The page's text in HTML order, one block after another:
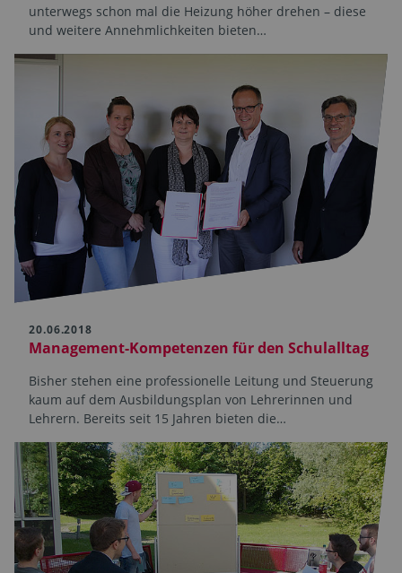
unterwegs schon mal die Heizung höher drehen – diese
und weitere Annehmlichkeiten bieten…
20.06.2018
Management-Kompetenzen für den Schulalltag
Bisher stehen eine professionelle Leitung und Steuerung
kaum auf dem Ausbildungsplan von Lehrerinnen und
Lehrern. Bereits seit 15 Jahren bieten die…